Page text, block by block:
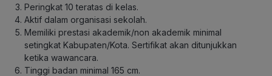
Peringkat 10 teratas di kelas.
Aktif dalam organisasi sekolah.
Memiliki prestasi akademik/non akademik minimal
setingkat Kabupaten/Kota. Sertifikat akan ditunjukkan
ketika wawancara.
Tinggi badan minimal 165 cm.